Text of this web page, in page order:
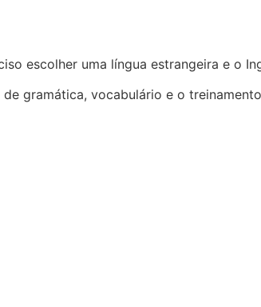
escolher uma língua estrangeira e o
gramática, vocabulário e o